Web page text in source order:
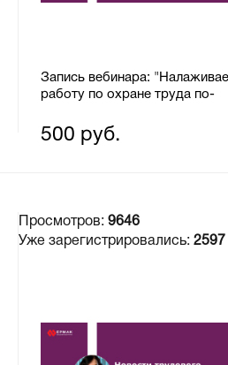
Запись вебинара:
работу по охране труда по-
500 руб.
Просмотров: 9646
Уже зарегистрировались: 2597